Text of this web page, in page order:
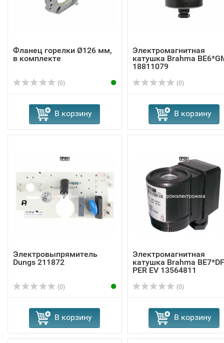
Фланец горелки Ø126 мм,
в комплекте
(0)
В корзину
Электромагнитная
катушка Brahma
18811079
(0)
В корзину
Электровыпрямитель
Dungs 211872
(0)
В корзину
Электромагнитная
катушка Brahma
PER EV 13564811
(0)
В корзину